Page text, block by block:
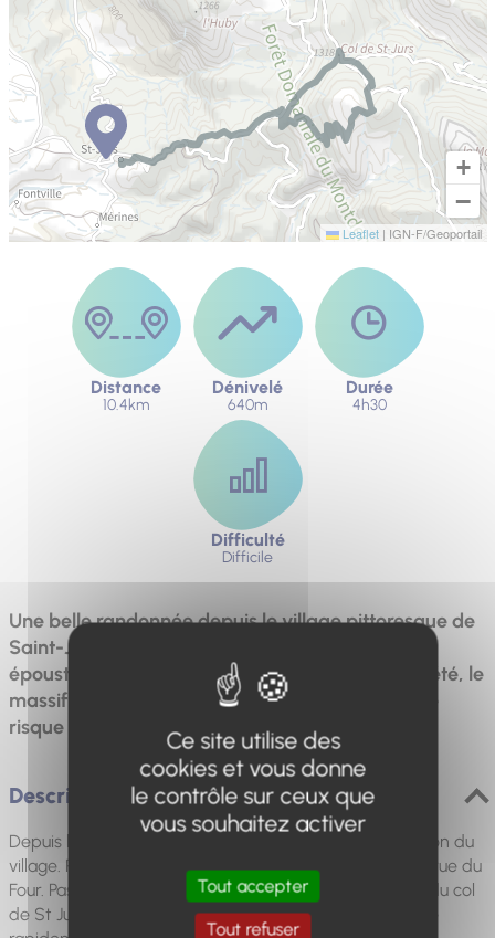
+
−
Leaflet | IGN-F/Geoportail
Distance
10.4km
Dénivelé
640m
Durée
4h30
Difficulté
Difficile
Une belle randonnée depuis le village pittoresque de
Saint-Jurs jusqu’au sommet de l’Agra et sa vue
époustouflante sur le plateau de Valensole . En été, le
massif forestier est parfois fermé pour cause de
risque incendie.
Description
Depuis le parking en face la fontaine revenir en direction du
village. Prendre en face la rue "Lou pas" puis à droite la rue du
Four. Passer sous l’ancien château et rejoindre la route du col
de St Jurs. Prendre en face le sentier balisé et rejoindre
Ce site utilise des
cookies et vous donne
le contrôle sur ceux que
vous souhaitez activer
Tout accepter
Tout refuser